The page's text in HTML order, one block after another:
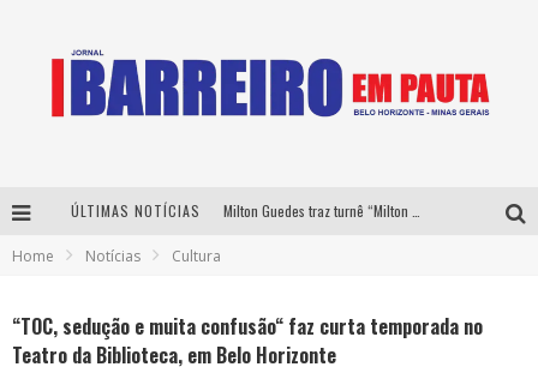
ÚLTIMAS NOTÍCIAS
Home Notícias Cultura
“TOC, sedução e muita confusão“ faz curta temporada no
Teatro da Biblioteca, em Belo Horizonte